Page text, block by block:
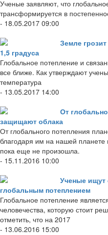
Ученые заявляют, что
трансформируется в
- 18.05.2017 09:00
Земле
1,5 градуса
Глобальное потепление и
все ближе. Как утверждают
температура
- 13.05.2017 14:00
От
защищают облака
От глобального потепления
благодаря им на нашей
пока еще не произошла.
- 15.11.2016 10:00
Ученые
глобальным потеплением
Глобальное потепление
человечества, которую стоит
отметить, что на 2017
- 13.06.2016 15:00